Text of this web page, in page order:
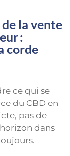
la vente
:
corde
ce qui se
du CBD en
pas de
dans